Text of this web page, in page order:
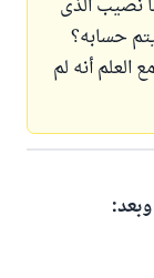
نصيب الذى
حسابه؟
العلم أنه لم